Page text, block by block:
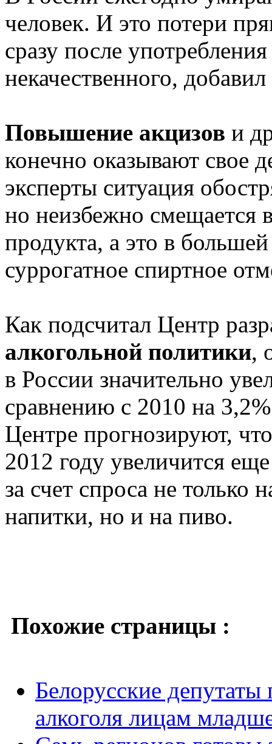
человек. И это потери
сразу после
некачественного, добавил
Повышение акцизов и
конечно оказывают свое
эксперты ситуация
но неизбежно смещается
продукта, а это в
суррогатное спиртное
Как подсчитал Центр
алкогольной политики,
в России значительно
сравнению с 2010 на
Центре прогнозируют,
2012 году увеличится
за счет спроса не только
напитки, но и на пиво.
Похожие страницы :
Белорусские
алкоголя лицам